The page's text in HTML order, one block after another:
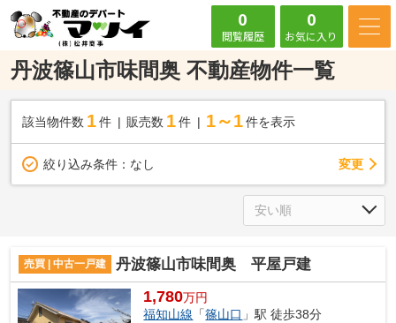
0
閲覧履歴
0
お気に入り
丹波篠山市味間奥 不動産物件一覧
該当物件数 1件 販売数 1 件 1～1 件を表示
絞り込み条件： なし 変更
売買 | 中古一戸建 丹波篠山市味間奥 平屋戸建
1,780万円
福知山線 「篠山口 」駅 徒歩38分